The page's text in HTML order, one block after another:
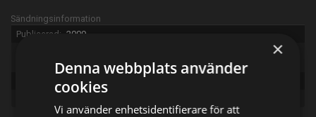
Sändningsinformation
Publicerad: 2009
The Pirate Solution
×
Denna webbplats använder
cookies
Vi använder enhetsidentifierare för att